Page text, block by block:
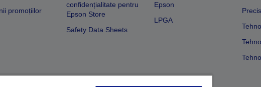
promoțiilor
confidențialitate pentru
Epson Store
Safety Data Sheets
Epson
LPGA